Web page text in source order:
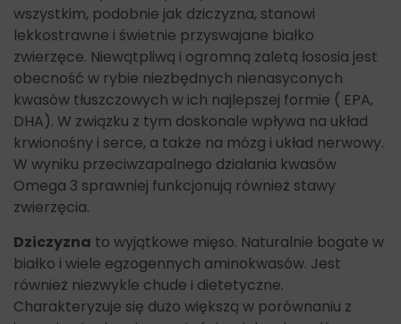
wszystkim, podobnie jak dziczyzna, stanowi
lekkostrawne i świetnie przyswajane białko
zwierzęce. Niewątpliwą i ogromną zaletą łososia jest
obecność w rybie niezbędnych nienasyconych
kwasów tłuszczowych w ich najlepszej formie ( EPA,
DHA). W związku z tym doskonale wpływa na układ
krwionośny i serce, a także na mózg i układ nerwowy.
W wyniku przeciwzapalnego działania kwasów
Omega 3 sprawniej funkcjonują również stawy
zwierzęcia.
Dziczyzna to wyjątkowe mięso. Naturalnie bogate w
białko i wiele egzogennych aminokwasów. Jest
również niezwykle chude i dietetyczne.
Charakteryzuje się dużo większą w porównaniu z